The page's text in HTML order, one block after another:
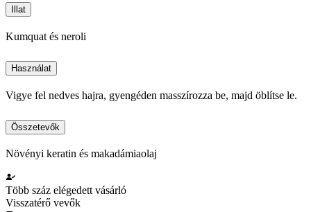
Illat
Kumquat és neroli
Használat
Vigye fel nedves hajra, gyengéden masszírozza be, majd öblítse le.
Összetevők
Növényi keratin és makadámiaolaj
Több száz elégedett vásárló
Visszatérő vevők